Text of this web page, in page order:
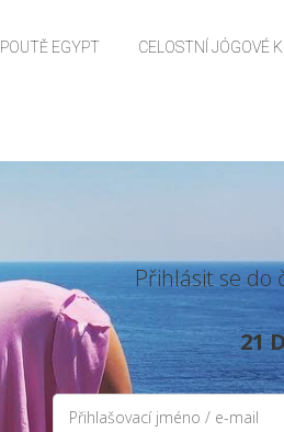
POUTĚ EGYPT CELOSTNÍ JÓGOVÉ
Přihlásit se do
21